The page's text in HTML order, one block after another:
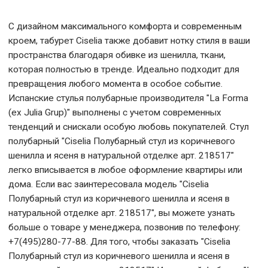
С дизайном максимального комфорта и современным
кроем, табурет Ciselia также добавит нотку стиля в ваши
пространства благодаря обивке из шенилла, ткани,
которая полностью в тренде. Идеально подходит для
превращения любого момента в особое событие.
Испанские стулья полубарные производителя "La Forma
(ех Julia Grup)" выполнены с учетом современных
тенденций и снискали особую любовь покупателей. Стул
полубарный "Ciselia Полубарный стул из коричневого
шенилла и ясеня в натуральной отделке арт. 218517"
легко вписывается в любое оформление квартиры или
дома. Если вас заинтересовала модель "Ciselia
Полубарный стул из коричневого шенилла и ясеня в
натуральной отделке арт. 218517", вы можете узнать
больше о товаре у менеджера, позвонив по телефону:
+7(495)280-77-88. Для того, чтобы заказать "Ciselia
Полубарный стул из коричневого шенилла и ясеня в